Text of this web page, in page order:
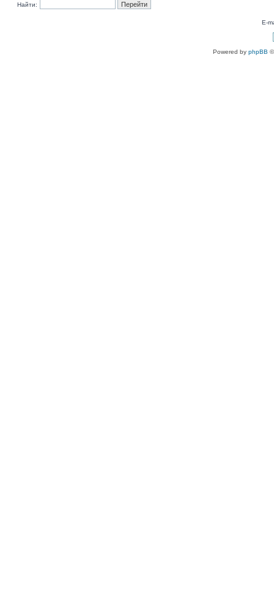
Найти:
E-
Powered by phpBB